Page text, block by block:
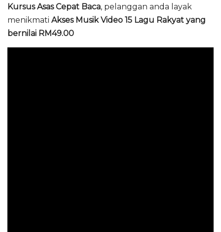
Kursus Asas Cepat Baca, pelanggan anda layak
menikmati Akses Musik Video 15 Lagu Rakyat yang
bernilai RM49.00